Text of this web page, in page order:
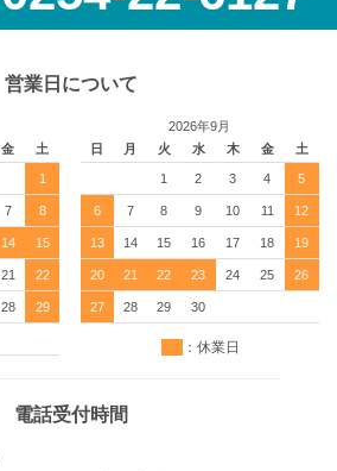
営業日について
金 土
1
7 8
14 15
21 22
28 29
2026年9月
日
月 火 水 木 金 土
1 2 3 4 5
6 7 8 9 10 11 12
13 14 15 16 17 18 19
20 21 22 23 24 25 26
27 28 29 30
：休業日
電話受付時間